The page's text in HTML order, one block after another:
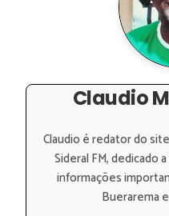
Claudio
Claudio é redator do
Sideral FM, dedicado
informações
Buerarema